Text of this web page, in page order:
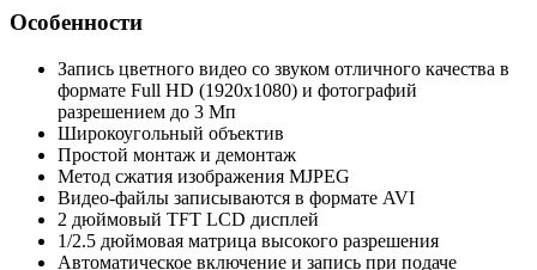
Особенности
Запись цветного видео со звуком отличного качества в
формате Full HD (1920х1080) и фотографий
разрешением до 3 Мп
Широкоугольный объектив
Простой монтаж и демонтаж
Метод сжатия изображения MJPEG
Видео-файлы записываются в формате AVI
2 дюймовый TFT LCD дисплей
1/2.5 дюймовая матрица высокого разрешения
Автоматическое включение и запись при подаче